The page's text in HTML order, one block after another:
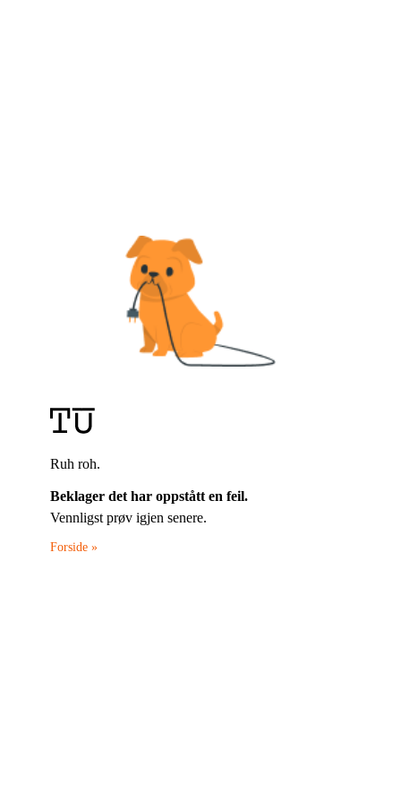
Ruh roh.
Beklager det har oppstått en feil.
Vennligst prøv igjen senere.
Forside »